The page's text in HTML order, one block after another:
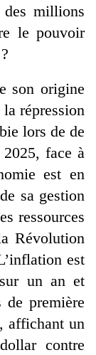
millions
le pouvoir
son origine
répression
lors de de
face à
est en
sa gestion
ressources
Révolution
est
un an et
première
affichant un
contre